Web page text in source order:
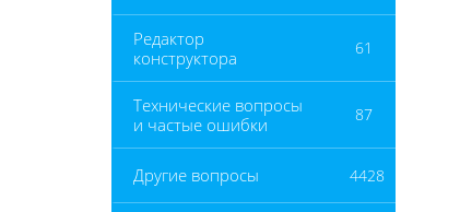
Редактор
конструктора
61
Технические вопросы
и частые ошибки
87
Другие вопросы 4428